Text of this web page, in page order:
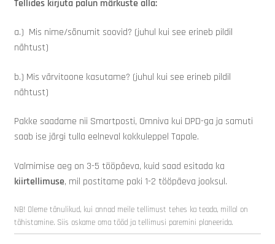
Tellides kirjuta palun märkuste alla:
a.) Mis nime/sõnumit soovid? (juhul kui see erineb pildil
nähtust)
b.) Mis värvitoone kasutame? (juhul kui see erineb pildil
nähtust)
Pakke saadame nii Smartposti, Omniva kui DPD-ga ja samuti
saab ise järgi tulla eelneval kokkuleppel Tapale.
Valmimise aeg on 3-5 tööpäeva, kuid saad esitada ka
kiirtellimuse, mil postitame paki 1-2 tööpäeva jooksul.
NB! Oleme tänulikud, kui annad meile tellimust tehes ka teada, millal on
tähistamine. Siis oskame oma tööd ja tellimusi paremini planeerida.